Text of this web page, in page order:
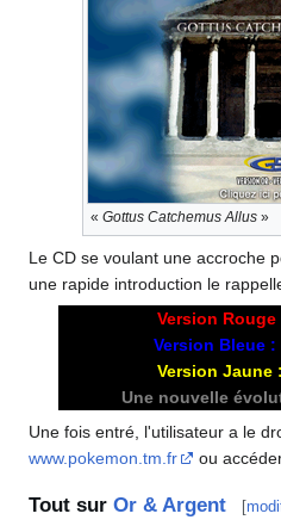
« Gottus Catchemus Allus »
Le CD se voulant une accroche
une rapide introduction le
Version Rouge
Version Bleue :
Version Jaune
Une nouvelle
Une fois entré, l'utilisateur a le
www.pokemon.tm.fr
ou
Tout sur Or & Argent [